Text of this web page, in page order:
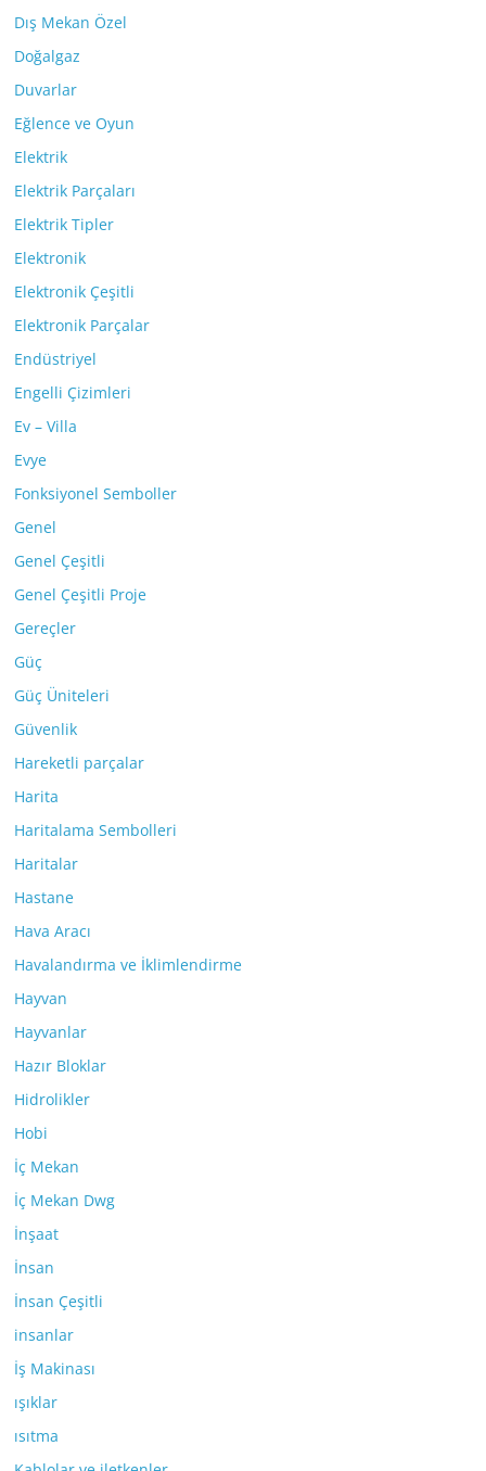
Dış Mekan Özel
Doğalgaz
Duvarlar
Eğlence ve Oyun
Elektrik
Elektrik Parçaları
Elektrik Tipler
Elektronik
Elektronik Çeşitli
Elektronik Parçalar
Endüstriyel
Engelli Çizimleri
Ev – Villa
Evye
Fonksiyonel Semboller
Genel
Genel Çeşitli
Genel Çeşitli Proje
Gereçler
Güç
Güç Üniteleri
Güvenlik
Hareketli parçalar
Harita
Haritalama Sembolleri
Haritalar
Hastane
Hava Aracı
Havalandırma ve İklimlendirme
Hayvan
Hayvanlar
Hazır Bloklar
Hidrolikler
Hobi
İç Mekan
İç Mekan Dwg
İnşaat
İnsan
İnsan Çeşitli
insanlar
İş Makinası
ışıklar
ısıtma